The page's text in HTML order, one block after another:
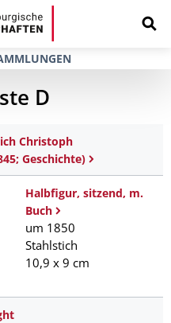
D
Christoph
Geschichte)
Halbfigur, sitzend, m.
Buch
um 1850
Stahlstich
10,9 x 9 cm